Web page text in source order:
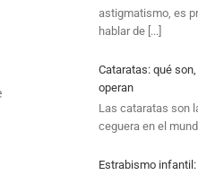
astigmatismo, es
hablar de [...]
Cataratas: qué
operan
Las cataratas son
ceguera en el
Estrabismo